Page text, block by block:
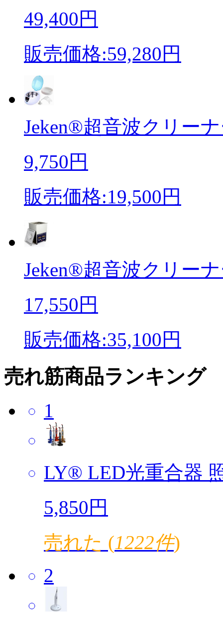
49,400円
販売価格:59,280円
Jeken®超音波クリー
9,750円
販売価格:19,500円
Jeken®超音波クリー
17,550円
販売価格:35,100円
売れ筋商品ランキング
1
LY® LED光重合器
5,850円
売れた (1222件)
2